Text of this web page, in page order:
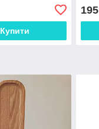
Купити
195